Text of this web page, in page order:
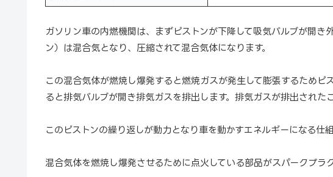
ガソリン車の内燃機関は、まずピストンが下降して吸気バルブが開き
ン）は混合気となり、圧縮されて混合気体になります。
この混合気体が燃焼し爆発すると燃焼ガスが発生して膨張するためピ
ると排気バルブが開き排気ガスを排出します。排気ガスが排出された
このピストンの繰り返しが動力となり車を動かすエネルギーになる仕組
混合気体を燃焼し爆発させるために点火している部品がスパークプラグ